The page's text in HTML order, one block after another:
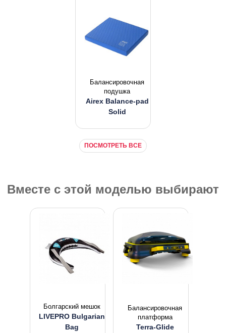
Балансировочная
подушка
Airex Balance-pad
Solid
ПОСМОТРЕТЬ ВСЕ
Вместе с этой моделью выбирают
Болгарский мешок
LIVEPRO Bulgarian
Bag
Балансировочная
платформа
Terra-Glide